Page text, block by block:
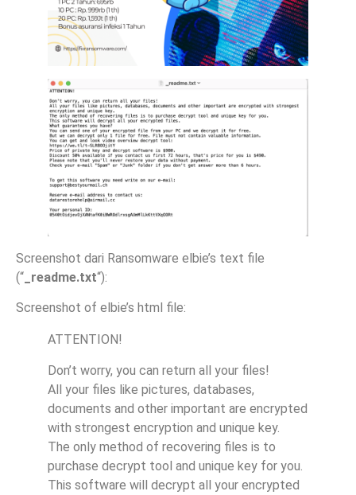
Screenshot dari Ransomware elbie’s text file
(“ _readme.txt“):
Screenshot of elbie’s html file:
ATTENTION!
Don’t worry, you can return all your files!
All your files like pictures, databases,
documents and other important are encrypted
with strongest encryption and unique key.
The only method of recovering files is to
purchase decrypt tool and unique key for you.
This software will decrypt all your encrypted